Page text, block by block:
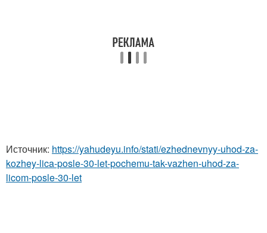
Источник: https://yahudeyu.info/stati/ezhednevnyy-uhod-za-
kozhey-lica-posle-30-let-pochemu-tak-vazhen-uhod-za-
licom-posle-30-let